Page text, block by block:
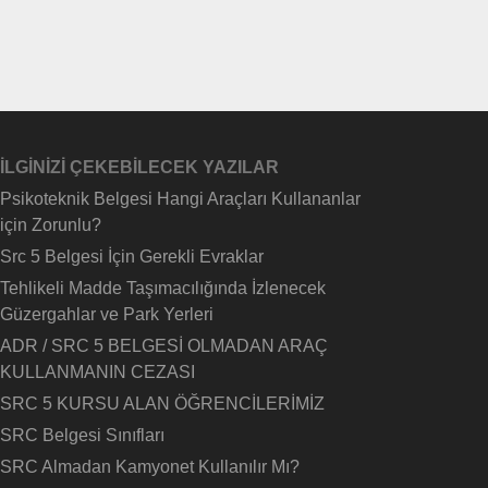
İLGİNİZİ ÇEKEBİLECEK YAZILAR
Psikoteknik Belgesi Hangi Araçları Kullananlar
için Zorunlu?
Src 5 Belgesi İçin Gerekli Evraklar
Tehlikeli Madde Taşımacılığında İzlenecek
Güzergahlar ve Park Yerleri
ADR / SRC 5 BELGESİ OLMADAN ARAÇ
KULLANMANIN CEZASI
SRC 5 KURSU ALAN ÖĞRENCİLERİMİZ
SRC Belgesi Sınıfları
SRC Almadan Kamyonet Kullanılır Mı?